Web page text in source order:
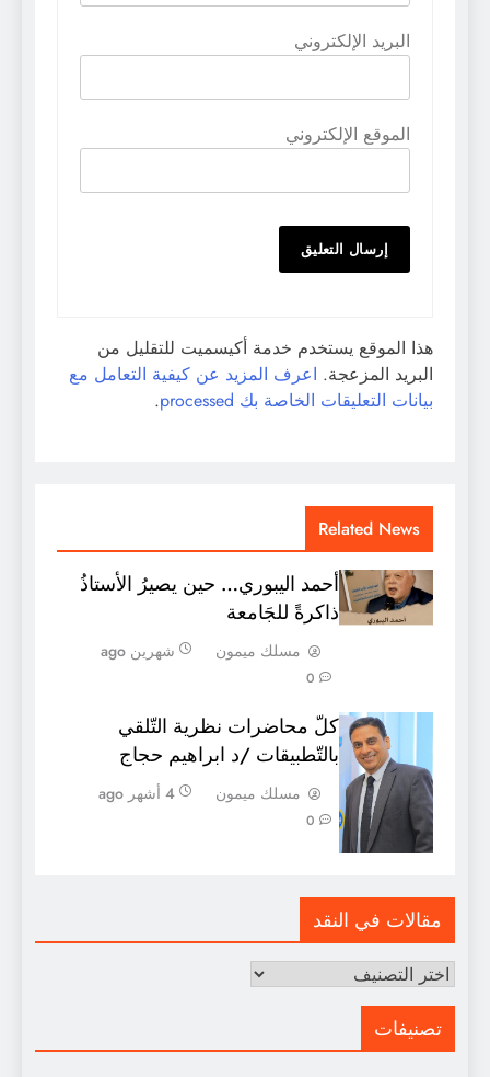
البريد الإلكتروني
الموقع الإلكتروني
هذا الموقع يستخدم خدمة أكيسميت للتقليل من
البريد المزعجة.اعرف المزيد عن كيفية التعامل مع
بيانات التعليقات الخاصة بك processed
.
Related News
أحمد اليبوري… حين يصيرُ الأستاذُ
ذاكرةً للجَامعة
مسلك ميمون شهرين ago
كلّ محاضرات نظرية التّلقي
بالتّطبيقات /د ابراهيم حجاج
مسلك ميمون
0
مقالات في النقد
مقالات
تصنيفات